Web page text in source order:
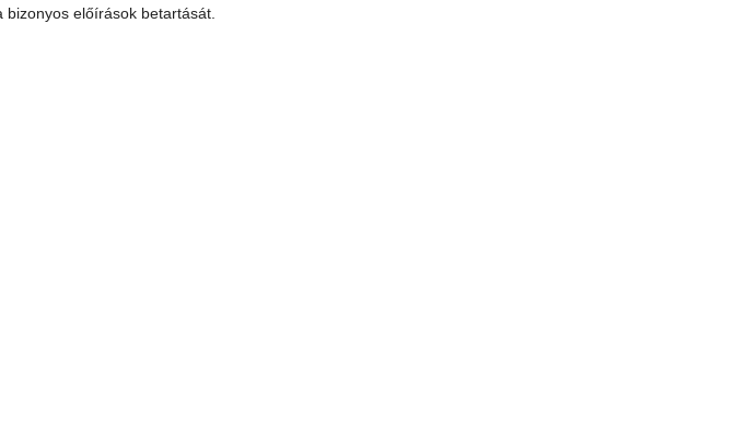
előírások betartását.